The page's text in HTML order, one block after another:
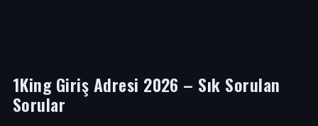
1King Giriş Adresi 2026 – Sık Sorulan
Sorular